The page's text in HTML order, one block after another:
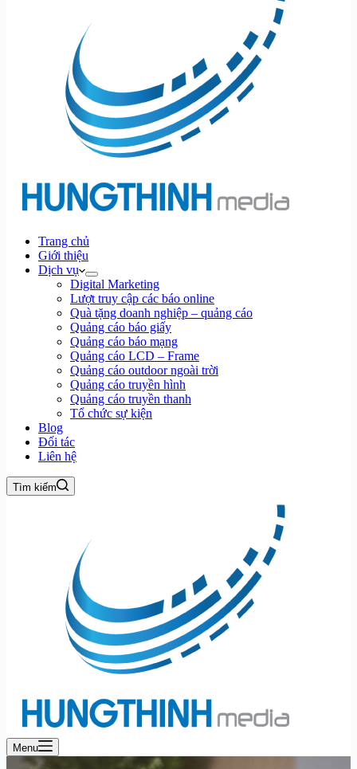
Trang chủ
Giới thiệu
Dịch vụ
Digital Marketing
Lượt truy cập các báo online
Quà tặng doanh nghiệp – quảng cáo
Quảng cáo báo giấy
Quảng cáo báo mạng
Quảng cáo LCD – Frame
Quảng cáo outdoor ngoài trời
Quảng cáo truyền hình
Quảng cáo truyền thanh
Tổ chức sự kiện
Blog
Đối tác
Liên hệ
Tìm kiếm
Menu